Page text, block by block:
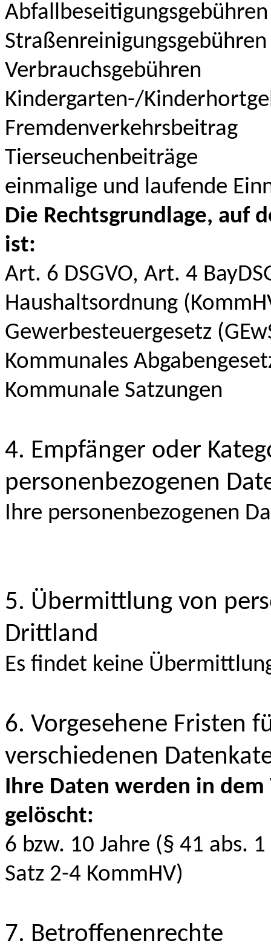
Abfallbeseitigungsgebühren
Straßenreinigungsgebühren
Verbrauchsgebühren
Kindergarten-/
Fremdenverkehrsbeitrag
Tierseuchenbeiträge
einmalige und laufende
Die Rechtsgrundlage, auf
ist:
Art. 6 DSGVO, Art. 4
Haushaltsordnung
Gewerbesteuergesetz
Kommunales
Kommunale Satzungen
4. Empfänger oder
personenbezogenen
Ihre personenbezogenen
5. Übermittlung von
Drittland
Es findet keine
6. Vorgesehene Fristen
verschiedenen
Ihre Daten werden in
gelöscht:
6 bzw. 10 Jahre (§ 41 abs.
Satz 2-4 KommHV)
7. Betroffenenrechte